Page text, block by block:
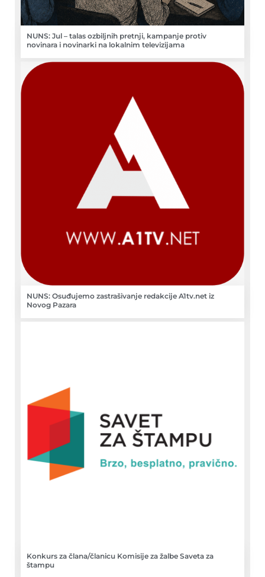
NUNS: Jul – talas ozbiljnih pretnji, kampanje protiv
novinara i novinarki na lokalnim televizijama
NUNS: Osuđujemo zastrašivanje redakcije A1tv.net iz
Novog Pazara
Konkurs za člana/članicu Komisije za žalbe Saveta za
štampu